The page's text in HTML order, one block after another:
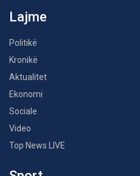
Lajme
Politikë
Kronikë
Aktualitet
Ekonomi
Sociale
Video
Top News LIVE